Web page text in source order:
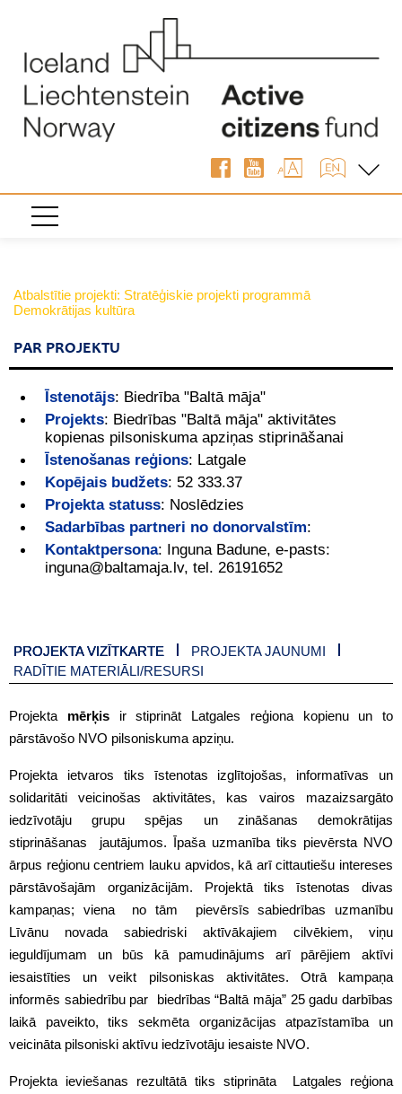
Atbalstītie projekti: Stratēģiskie projekti programmā
Demokrātijas kultūra
PAR PROJEKTU
Īstenotājs: Biedrība "Baltā māja"
Projekts: Biedrības "Baltā māja" aktivitātes
kopienas pilsoniskuma apziņas stiprināšanai
Īstenošanas reģions: Latgale
Kopējais budžets: 52 333.37
Projekta statuss: Noslēdzies
Sadarbības partneri no donorvalstīm:
Kontaktpersona: Inguna Badune, e-pasts:
inguna@baltamaja.lv, tel. 26191652
PROJEKTA VIZĪTKARTE
PROJEKTA JAUNUMI
RADĪTIE MATERIĀLI/RESURSI
Projekta mērķisir stiprināt Latgales reģiona kopienu un to
pārstāvošo NVO pilsoniskuma apziņu.
Projekta ietvaros tiks īstenotas izglītojošas, informatīvas un
solidaritāti veicinošas aktivitātes, kas vairos mazaizsargāto
iedzīvotāju grupu spējas un zināšanas demokrātijas
stiprināšanas jautājumos. Īpaša uzmanība tiks pievērsta NVO
ārpus reģionu centriem lauku apvidos, kā arī cittautiešu intereses
pārstāvošajām organizācijām. Projektā tiks īstenotas divas
kampaņas; viena no tām pievērsīs sabiedrības uzmanību
Līvānu novada sabiedriski aktīvākajiem cilvēkiem, viņu
ieguldījumam un būs kā pamudinājums arī pārējiem aktīvi
iesaistīties un veikt pilsoniskas aktivitātes. Otrā kampaņa
informēs sabiedrību par biedrības “Baltā māja” 25 gadu darbības
laikā paveikto, tiks sekmēta organizācijas atpazīstamība un
veicināta pilsoniski aktīvu iedzīvotāju iesaiste NVO.
Projekta ieviešanas rezultātā tiks stiprināta Latgales reģiona